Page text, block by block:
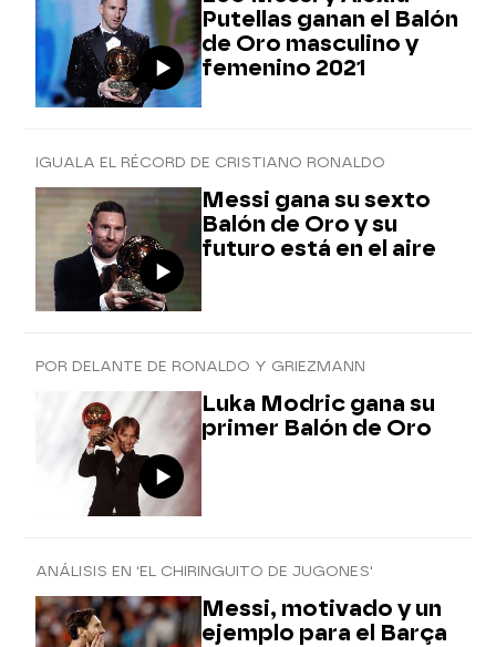
Putellas ganan el Balón
de Oro masculino y
femenino 2021
IGUALA EL RÉCORD DE CRISTIANO RONALDO
Messi gana su sexto
Balón de Oro y su
futuro está en el aire
POR DELANTE DE RONALDO Y GRIEZMANN
Luka Modric gana su
primer Balón de Oro
ANÁLISIS EN 'EL CHIRINGUITO DE JUGONES'
Messi, motivado y un
ejemplo para el Barça